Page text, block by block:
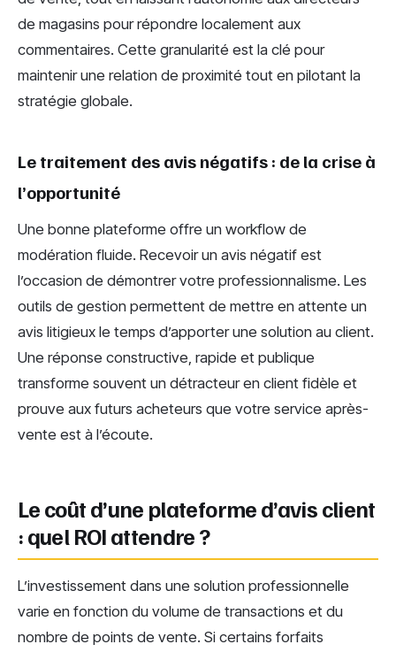
de magasins pour répondre localement aux
commentaires. Cette granularité est la clé pour
maintenir une relation de proximité tout en pilotant la
stratégie globale.
Le traitement des avis négatifs : de la crise à
l’opportunité
Une bonne plateforme offre un workflow de
modération fluide. Recevoir un avis négatif est
l’occasion de démontrer votre professionnalisme. Les
outils de gestion permettent de mettre en attente un
avis litigieux le temps d’apporter une solution au client.
Une réponse constructive, rapide et publique
transforme souvent un détracteur en client fidèle et
prouve aux futurs acheteurs que votre service après-
vente est à l’écoute.
Le coût d’une plateforme d’avis client
: quel ROI attendre ?
L’investissement dans une solution professionnelle
varie en fonction du volume de transactions et du
nombre de points de vente. Si certains forfaits